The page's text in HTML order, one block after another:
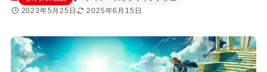
2023年5月25日 2025年6月15日